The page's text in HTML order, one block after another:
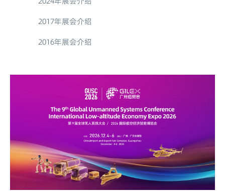
2017年展会介绍
2016年展会介绍